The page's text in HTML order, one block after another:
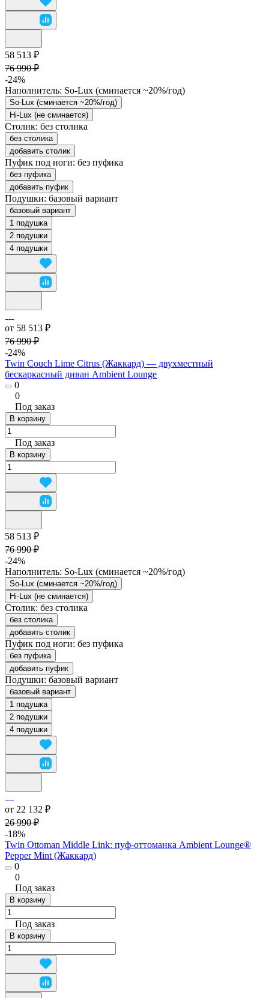
58 513 ₽
76 990 ₽
-24%
Наполнитель: So-Lux (cминается ~20%/год)
So-Lux (cминается ~20%/год)
Hi-Lux (не сминается)
Столик: без столика
без столика
добавить столик
Пуфик под ноги: без пуфика
без пуфика
добавить пуфик
Подушки: базовый вариант
базовый вариант
1 подушка
2 подушки
4 подушки
от 58 513 ₽
76 990 ₽
-24%
Twin Couch Lime Citrus (Жаккард) — двухместный
бескаркасный диван Ambient Lounge
0
0
Под заказ
В корзину
Под заказ
В корзину
58 513 ₽
76 990 ₽
-24%
Наполнитель: So-Lux (cминается ~20%/год)
So-Lux (cминается ~20%/год)
Hi-Lux (не сминается)
Столик: без столика
без столика
добавить столик
Пуфик под ноги: без пуфика
без пуфика
добавить пуфик
Подушки: базовый вариант
базовый вариант
1 подушка
2 подушки
4 подушки
от 22 132 ₽
26 990 ₽
-18%
Twin Ottoman Middle Link: пуф-оттоманка Ambient Lounge®
Pepper Mint (Жаккард)
0
0
Под заказ
В корзину
Под заказ
В корзину